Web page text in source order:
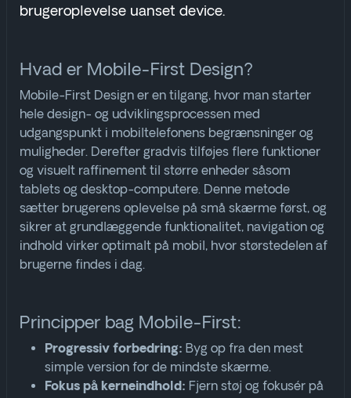
brugeroplevelse uanset device.
Hvad er Mobile-First Design?
Mobile-First Design er en tilgang, hvor man starter
hele design- og udviklingsprocessen med
udgangspunkt i mobiltelefonens begrænsninger og
muligheder. Derefter gradvis tilføjes flere funktioner
og visuelt raffinement til større enheder såsom
tablets og desktop-computere. Denne metode
sætter brugerens oplevelse på små skærme først, og
sikrer at grundlæggende funktionalitet, navigation og
indhold virker optimalt på mobil, hvor størstedelen af
brugerne findes i dag.
Principper bag Mobile-First:
Progressiv forbedring: Byg op fra den mest
simple version for de mindste skærme.
Fokus på kerneindhold: Fjern støj og fokusér på